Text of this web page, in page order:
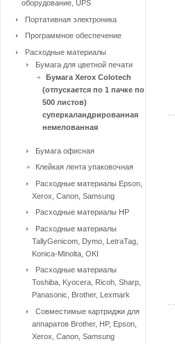
оборудование, UPS
Портативная электроника
Программное обеспечение
Расходные материалы
Бумага для цветной печати
Бумага Xerox Colotech
(отпускается по 1 пачке по
500 листов)
суперкаландрированная
немелованная
Бумага офисная
Клейкая лента упаковочная
Расходные материалы Epson,
Xerox, Canon, Samsung
Расходные материалы HP
Расходные материалы
TallyGenicom, Dymo, LetraTag,
Konica-Minolta, OKI
Расходные материалы
Toshiba, Kyocera, Ricoh, Sharp,
Panasonic, Brother, Lexmark
Совместимые картриджи для
аппаратов Brother, HP, Epson,
Xerox, Canon, Samsung